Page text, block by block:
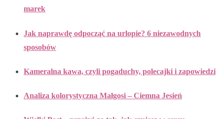
marek
Jak naprawdę odpocząć na urlopie? 6 niezawodnych
sposobów
Kameralna kawa, czyli pogaduchy, polecajki i zapowiedzi
Analiza kolorystyczna Małgosi – Ciemna Jesień